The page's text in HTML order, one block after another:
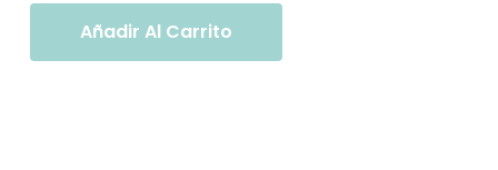
Añadir Al Carrito